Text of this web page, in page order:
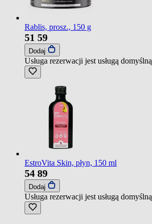
Rablis, prosz., 150 g
51 59
Dodaj
Usługa rezerwacji jest usługą domyślną
EstroVita Skin, płyn, 150 ml
54 89
Dodaj
Usługa rezerwacji jest usługą domyślną